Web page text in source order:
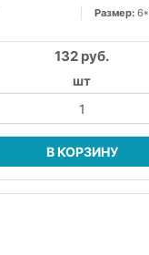
Размер:
132 руб.
шт
В КОРЗИНУ